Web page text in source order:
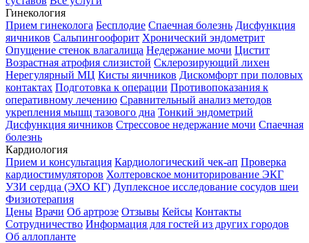
Гинекология
Прием гинеколога Бесплодие Спаечная болезнь Дисфункция
яичников Сальпингоофорит Хронический эндометрит
Опущение стенок влагалища Недержание мочи Цистит
Возрастная атрофия слизистой Склерозирующий лихен
Нерегулярный МЦ Кисты яичников Дискомфорт при половых
контактах Подготовка к операции Противопоказания к
оперативному лечению Сравнительный анализ методов
укрепления мышц тазового дна Тонкий эндометрий
Дисфункция яичников Стрессовое недержание мочи Спаечная
болезнь
Кардиология
Прием и консультация Кардиологический чек-ап Проверка
кардиостимуляторов Холтеровское мониторирование ЭКГ
УЗИ сердца (ЭХО КГ) Дуплексное исследование сосудов шеи
Физиотерапия
Цены Врачи Об артрозе Отзывы Кейсы Контакты
Сотрудничество Информация для гостей из других городов
Об аллопланте